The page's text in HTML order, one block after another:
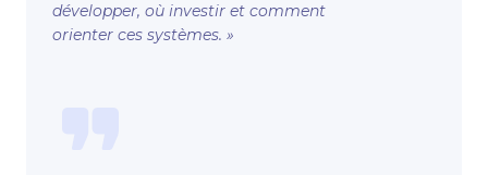
développer, où investir et comment
orienter ces systèmes. »